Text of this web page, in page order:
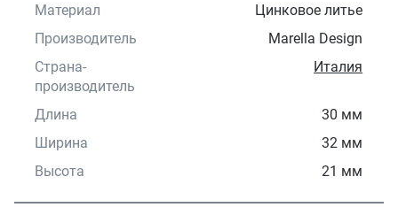
Материал
Цинковое литье
Производитель
Marella Design
Страна-
производитель
Италия
Длина
30 мм
Ширина
32 мм
Высота
21 мм